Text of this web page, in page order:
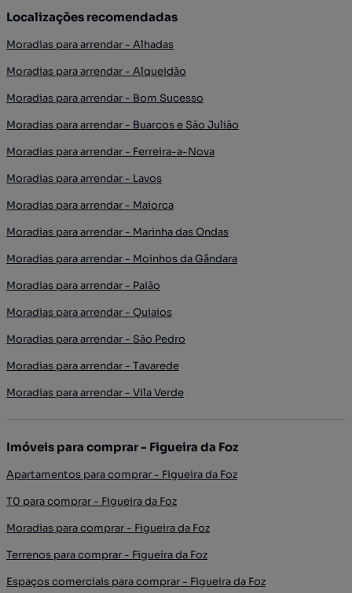
Localizações recomendadas
Moradias para arrendar - Alhadas
Moradias para arrendar - Alqueidão
Moradias para arrendar - Bom Sucesso
Moradias para arrendar - Buarcos e São Julião
Moradias para arrendar - Ferreira-a-Nova
Moradias para arrendar - Lavos
Moradias para arrendar - Maiorca
Moradias para arrendar - Marinha das Ondas
Moradias para arrendar - Moinhos da Gândara
Moradias para arrendar - Paião
Moradias para arrendar - Quiaios
Moradias para arrendar - São Pedro
Moradias para arrendar - Tavarede
Moradias para arrendar - Vila Verde
Imóveis para comprar - Figueira da Foz
Apartamentos para comprar - Figueira da Foz
T0 para comprar - Figueira da Foz
Moradias para comprar - Figueira da Foz
Terrenos para comprar - Figueira da Foz
Espaços comerciais para comprar - Figueira da Foz